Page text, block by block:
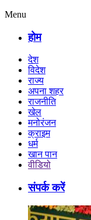
Menu
होम
देश
विदेश
राज्य
अपना शहर
राजनीति
खेल
मनोरंजन
क्राइम
धर्म
खान पान
वीडियो
संपर्क करें